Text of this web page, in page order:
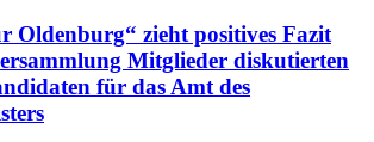
Oldenburg“ zieht positives Fazit
Mitglieder diskutierten
für das Amt des